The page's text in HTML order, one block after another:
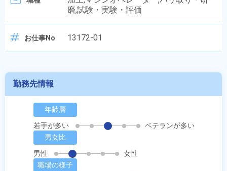
磨,試験・実験・評価
お仕事No 13172-01
勤務先情報
年齢層
若手が多い
ベテランが多い
男女比
男性
女性
職場の様子